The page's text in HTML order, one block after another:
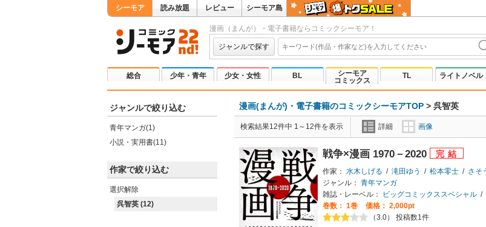
シーモア 読み放題 レビュー シーモア島
漫画（まんが）・電子書籍ならコミックシーモア！
ジャンルで探す
総合 少年・青年 少女・女性 BL
シーモア
コミックス
TL ライトノベル
ジャンルで絞り込む
青年マンガ(1)
小説・実用書(11)
作家で絞り込む
選択解除
呉智英 (12)
漫画(まんが)・電子書籍のコミックシーモアTOP > 呉智英
検索結果12件中 1～12件を表示 詳細 画像
戦争×漫画 1970－2020
作家： 水木しげる / 滝田ゆう / 松本零士 / さそ
ジャンル： 青年マンガ
雑誌・レーベル：
ビッグコミックススペシャル /
巻数： 1巻
価格： 2,000pt
（3.0） 投稿数1件